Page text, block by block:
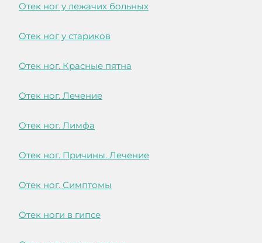
Отек ног у лежачих больных
Отек ног у стариков
Отек ног. Красные пятна
Отек ног. Лечение
Отек ног. Лимфа
Отек ног. Причины. Лечение
Отек ног. Симптомы
Отек ноги в гипсе